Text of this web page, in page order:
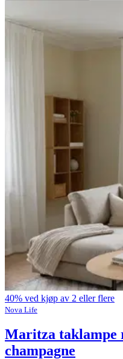
40% ved kjøp av 2 eller flere
Nova Life
Maritza taklampe
champagne